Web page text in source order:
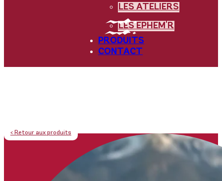
LES ATELIERS
LES EPHEM'R
PRODUITS
CONTACT
< Retour aux produits